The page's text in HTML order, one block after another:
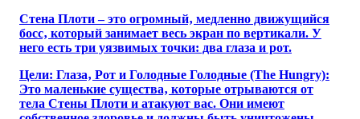
Стена Плоти – это огромный‚ медленно движущийся
босс‚ который занимает весь экран по вертикали. У
него есть три уязвимых точки: два глаза и рот.
Цели: Глаза‚ Рот и Голодные Голодные (The Hungry):
Это маленькие существа‚ которые отрываются от
тела Стены Плоти и атакуют вас. Они имеют